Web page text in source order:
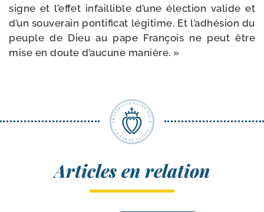
signe et l’effet infaillible d’une élec­tion valide et
d’un sou­ve­rain pon­ti­fi­cat légi­time. Et l’adhésion du
peuple de Dieu au pape François ne peut être
mise en doute d’aucune manière. »
Articles en relation